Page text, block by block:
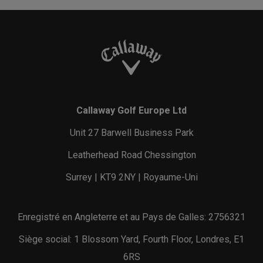
Callaway Golf Europe Ltd
Unit 27 Barwell Business Park
Leatherhead Road Chessington
Surrey | KT9 2NY | Royaume-Uni
Enregistré en Angleterre et au Pays de Galles: 2756321
Siège social: 1 Blossom Yard, Fourth Floor, Londres, E1
6RS